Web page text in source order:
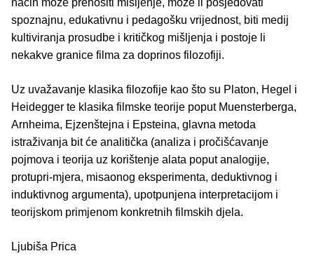
spoznajnu, edukativnu i pedagošku vrijednost, biti medij
kultiviranja prosudbe i kritičkog mišljenja i postoje li
nekakve granice filma za doprinos filozofiji.
Uz uvažavanje klasika filozofije kao što su Platon, Hegel i
Heidegger te klasika filmske teorije poput Muensterberga,
Arnheima, Ejzenštejna i Epsteina, glavna metoda
istraživanja bit će analitička (analiza i pročišćavanje
pojmova i teorija uz korištenje alata poput analogije,
protupri-mjera, misaonog eksperimenta, deduktivnog i
induktivnog argumenta), upotpunjena interpretacijom i
teorijskom primjenom konkretnih filmskih djela.
Ljubiša Prica